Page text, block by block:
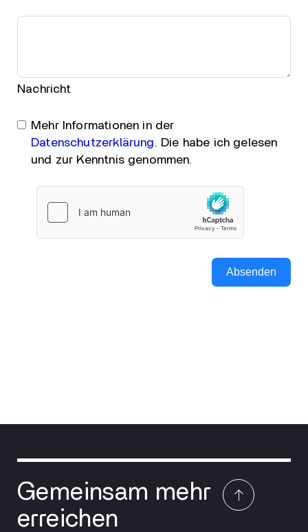
Nachricht
Mehr Informationen in der
Datenschutzerklärung. Die habe ich gelesen
und zur Kenntnis genommen.
Absenden
Gemeinsam mehr
erreichen